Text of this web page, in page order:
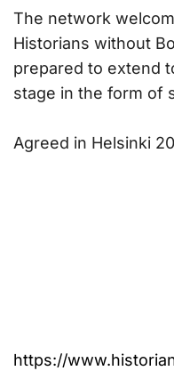
The network
Historians without
prepared to extend
stage in the form of
Agreed in Helsinki
https://